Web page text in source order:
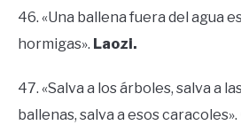
46. «Una ballena fuera del agua
hormigas». Laozi.
47. «Salva a los árboles, salva a
ballenas, salva a esos caracoles».